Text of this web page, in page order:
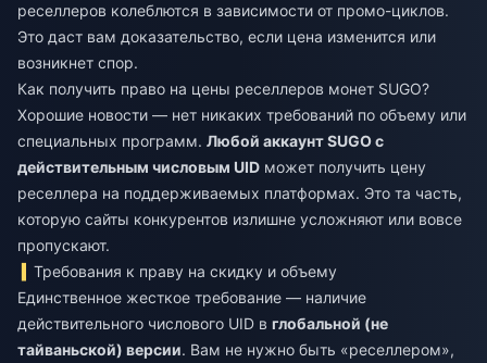
реселлеров колеблются в зависимости от промо-циклов.
Это даст вам доказательство, если цена изменится или
возникнет спор.
Как получить право на цены реселлеров монет SUGO?
Хорошие новости — нет никаких требований по объему или
специальных программ. Любой аккаунт SUGO с
действительным числовым UID может получить цену
реселлера на поддерживаемых платформах. Это та часть,
которую сайты конкурентов излишне усложняют или вовсе
пропускают.
Требования к праву на скидку и объему
Единственное жесткое требование — наличие
действительного числового UID в глобальной (не
тайваньской) версии. Вам не нужно быть «реселлером»,